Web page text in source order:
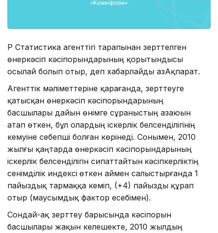
ҚР Статистика агенттігі тарапынан зерттелген
өнеркәсіп кәсіпорындарының қорытындысы
осылай болып отыр, деп хабарлайды ҚазАқпарат.
Агенттік мәліметтеріне қарағанда, зерттеуге
қатысқан өнеркәсіп кәсіпорындарының
басшылары дайын өнiмге сұраныстың азаюын
атап өткен, бұл олардың іскерлік белсенділігінің
кемуіне себепші болған көрінеді. Сонымен, 2010
жылғы қаңтарда өнеркәсіп кәсіпорындарының
іскерлік белсенділігін сипаттайтын кәсіпкерліктің
сенімділік индексі өткен аймен салыстырғанда 1
пайыздық тармаққа кеміп, (+4) пайызды құрап
отыр (маусымдық фактор есебімен).
Сондай-ақ зерттеу барысында кәсіпорын
басшылары жақын келешекте, 2010 жылдың